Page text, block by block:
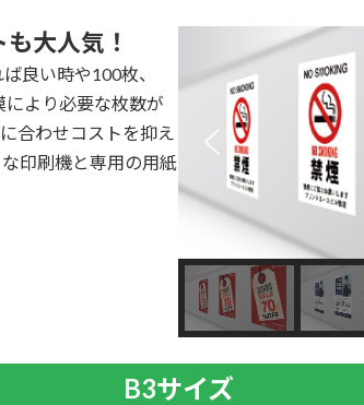
大人気！
良い時や100枚、
より必要な枚数が
合わせコストを抑え
印刷機と専用の用紙
B3サイズ